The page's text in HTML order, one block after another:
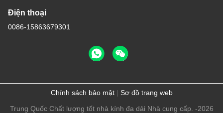
Điện thoại
0086-15863679301
Chính sách bảo mật| Sơ đồ trang web
Trung Quốc Chất lượng tốt nhà kính đa dải Nhà cung cấp. -2026